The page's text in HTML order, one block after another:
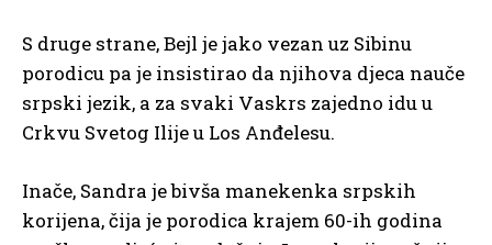
S druge strane, Bejl je jako vezan uz Sibinu
porodicu pa je insistirao da njihova djeca nauče
srpski jezik, a za svaki Vaskrs zajedno idu u
Crkvu Svetog Ilije u Los Anđelesu.
Inače, Sandra je bivša manekenka srpskih
korijena, čija je porodica krajem 60-ih godina